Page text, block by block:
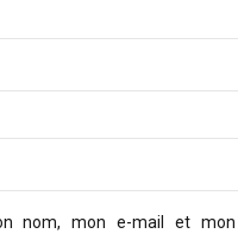
nom, mon e-mail et